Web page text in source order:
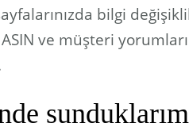
bilgi
ve müşteri